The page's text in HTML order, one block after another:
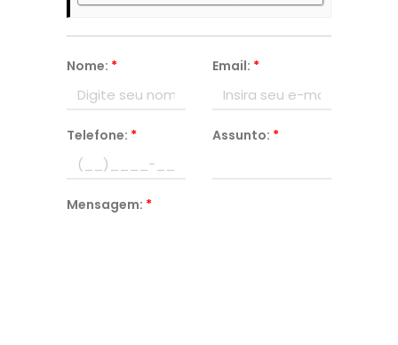
Nome: * Email: *
Telefone: * Assunto: *
Mensagem: *